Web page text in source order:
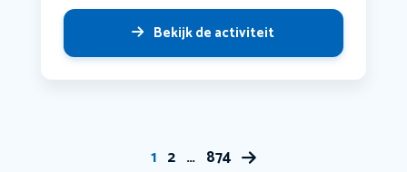
Bekijk de activiteit
1 2 … 874